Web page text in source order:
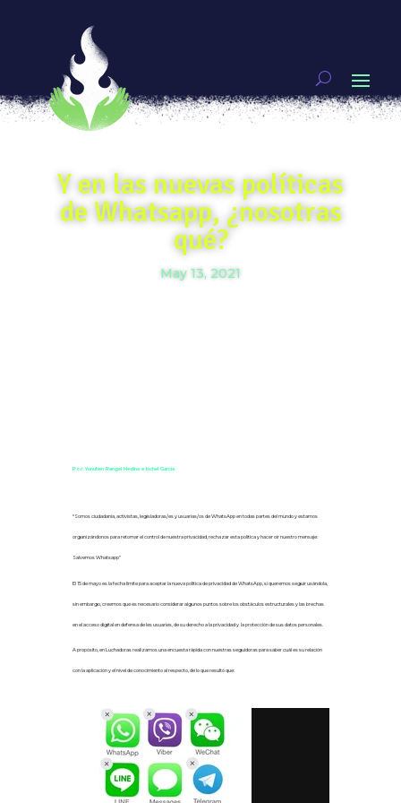
Y en las nuevas políticas
de Whatsapp, ¿nosotras
qué?
May 13, 2021
Por: Yunuhen Rangel Medina e Ixchel García
“Somos ciudadanía, activistas, legisladoras/es y usuarias/os de WhatsApp en todas partes del mundo y estamos
organizándonos para retomar el control de nuestra privacidad, rechazar esta política y hacer oír nuestro mensaje:
Salvemos Whatsapp”
El 15 de mayo es la fecha límite para aceptar la nueva política de privacidad de WhatsApp, si queremos seguir usándola,
sin embargo, creemos que es necesario considerar algunos puntos sobre los obstáculos estructurales y las brechas
en el acceso digital en defensa de les usuaries, de su derecho a la privacidad y la protección de sus datos personales.
A propósito, en Luchadoras realizamos una encuesta rápida con nuestras seguidoras para saber cuál es su relación
con la aplicación y el nivel de conocimiento al respecto, de lo que resultó que: